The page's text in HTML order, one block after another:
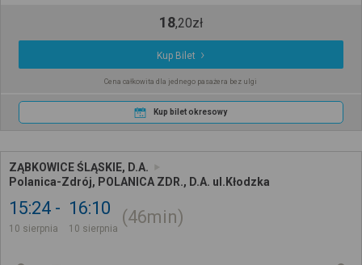
18,20zł
Kup Bilet
Cena całkowita dla jednego pasażera bez ulgi
Kup bilet okresowy
ZĄBKOWICE ŚLĄSKIE, D.A.
Polanica-Zdrój, POLANICA ZDR., D.A. ul.Kłodzka
15:24
10 sierpnia
16:10
10 sierpnia
46min